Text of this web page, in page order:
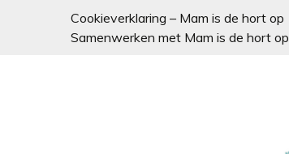
Cookieverklaring – Mam is de hort op
Samenwerken met Mam is de hort op